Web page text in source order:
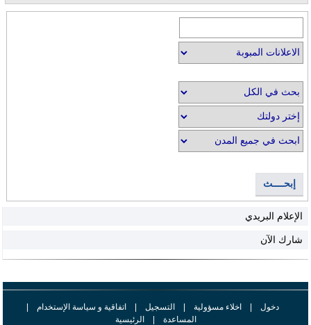
إبحــــث
الإعلام البريدي
شارك الآن
دخول | اخلاء مسؤولية | التسجيل | اتفاقية و سياسة الإستخدام
|
المساعدة
| الرئيسية